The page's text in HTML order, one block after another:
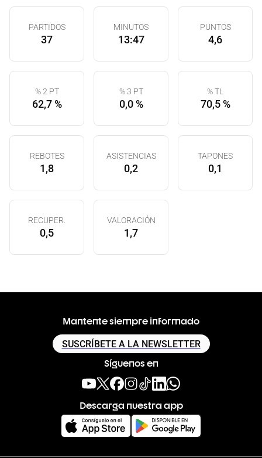
PARTIDOS
37
MINUTOS
13:47
PUNTOS
4,6
% 2 PT
62,7 %
% 3 PT
0,0 %
% TL
70,5 %
REBOTES
1,8
ASISTENCIAS
0,2
TAPONES
0,1
RECUPER.
0,5
VALORACIÓN
1,7
Mantente siempre informado
SUSCRÍBETE A LA NEWSLETTER
Síguenos en
Descarga nuestra app